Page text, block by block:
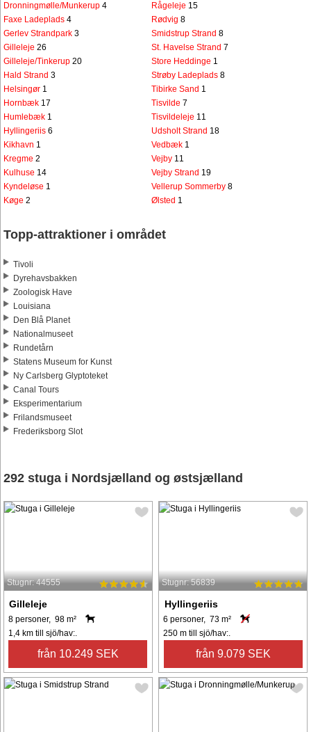
Dronningmølle/Munkerup 4
Faxe Ladeplads 4
Gerlev Strandpark 3
Gilleleje 26
Gilleleje/Tinkerup 20
Hald Strand 3
Helsingør 1
Hornbæk 17
Humlebæk 1
Hyllingeriis 6
Kikhavn 1
Kregme 2
Kulhuse 14
Kyndeløse 1
Køge 2
Rågeleje 15
Rødvig 8
Smidstrup Strand 8
St. Havelse Strand 7
Store Heddinge 1
Strøby Ladeplads 8
Tibirke Sand 1
Tisvilde 7
Tisvildeleje 11
Udsholt Strand 18
Vedbæk 1
Vejby 11
Vejby Strand 19
Vellerup Sommerby 8
Ølsted 1
Topp-attraktioner i området
Tivoli
Dyrehavsbakken
Zoologisk Have
Louisiana
Den Blå Planet
Nationalmuseet
Rundetårn
Statens Museum for Kunst
Ny Carlsberg Glyptoteket
Canal Tours
Eksperimentarium
Frilandsmuseet
Frederiksborg Slot
292 stuga i Nordsjælland og østsjælland
Stugnr: 44555
Gilleleje
8 personer, 98 m²
1,4 km till sjö/hav:.
från 10.249 SEK
Stugnr: 56839
Hyllingeriis
6 personer, 73 m²
250 m till sjö/hav:.
från 9.079 SEK